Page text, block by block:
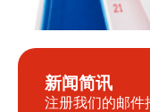
新闻简讯
注册我们的邮件